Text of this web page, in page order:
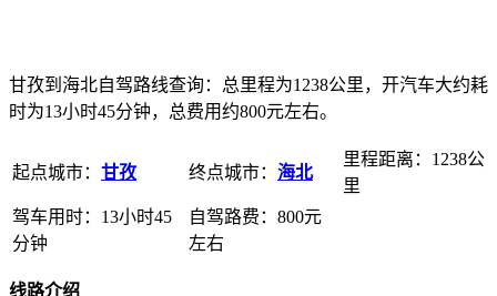
甘孜到海北自驾路线查询：总里程为1238公里，开汽车大约耗
时为13小时45分钟，总费用约800元左右。
起点城市： 甘孜 终点城市： 海北
里程距离：1238公
里
驾车用时：13小时45
分钟
自驾路费：800元
左右
线路介绍